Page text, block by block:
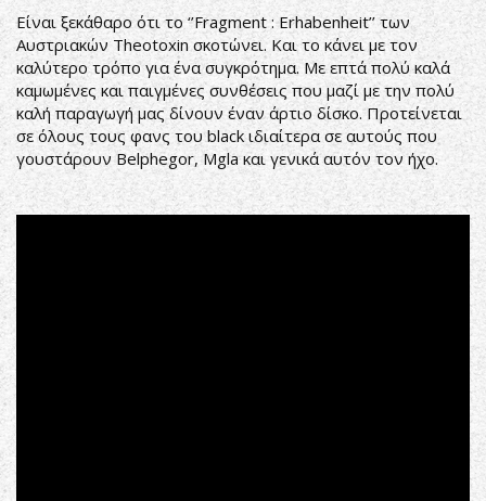
Είναι ξεκάθαρο ότι το ‘’Fragment : Erhabenheit’’ των
Αυστριακών Theotoxin σκοτώνει. Και το κάνει με τον
καλύτερο τρόπο για ένα συγκρότημα. Με επτά πολύ καλά
καμωμένες και παιγμένες συνθέσεις που μαζί με την πολύ
καλή παραγωγή μας δίνουν έναν άρτιο δίσκο. Προτείνεται
σε όλους τους φανς του black ιδιαίτερα σε αυτούς που
γουστάρουν Belphegor, Mgla και γενικά αυτόν τον ήχο.